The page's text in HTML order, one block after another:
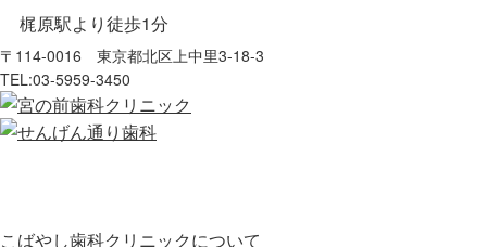
梶原駅より徒歩1分
〒114-0016 東京都北区上中里3-18-3
TEL:03-5959-3450
こばやし歯科クリニックについて